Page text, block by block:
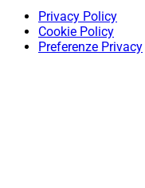
Privacy Policy
Cookie Policy
Preferenze Privacy